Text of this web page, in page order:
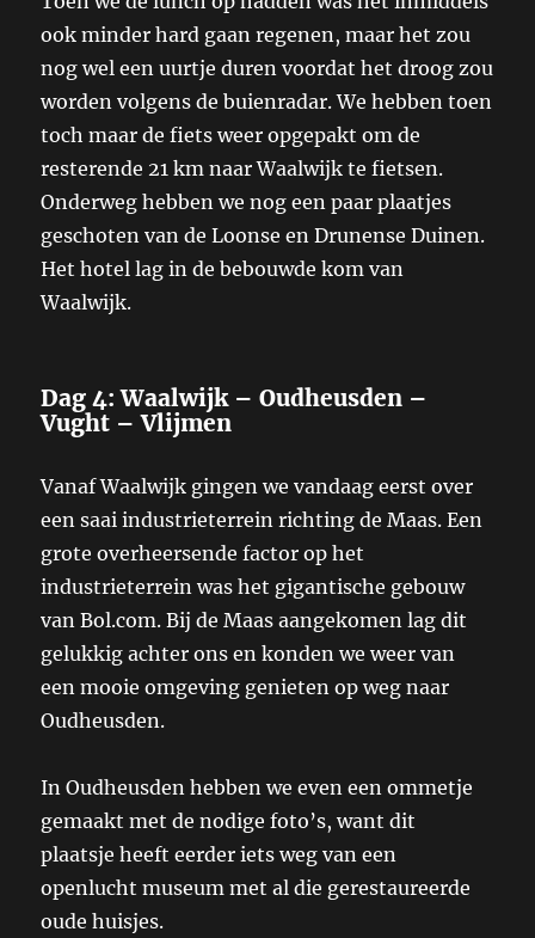
ook minder hard gaan regenen, maar het zou
nog wel een uurtje duren voordat het droog zou
worden volgens de buienradar. We hebben toen
toch maar de fiets weer opgepakt om de
resterende 21 km naar Waalwijk te fietsen.
Onderweg hebben we nog een paar plaatjes
geschoten van de Loonse en Drunense Duinen.
Het hotel lag in de bebouwde kom van
Waalwijk.
Dag 4: Waalwijk – Oudheusden –
Vught – Vlijmen
Vanaf Waalwijk gingen we vandaag eerst over
een saai industrieterrein richting de Maas. Een
grote overheersende factor op het
industrieterrein was het gigantische gebouw
van Bol.com. Bij de Maas aangekomen lag dit
gelukkig achter ons en konden we weer van
een mooie omgeving genieten op weg naar
Oudheusden.
In Oudheusden hebben we even een ommetje
gemaakt met de nodige foto’s, want dit
plaatsje heeft eerder iets weg van een
openlucht museum met al die gerestaureerde
oude huisjes.